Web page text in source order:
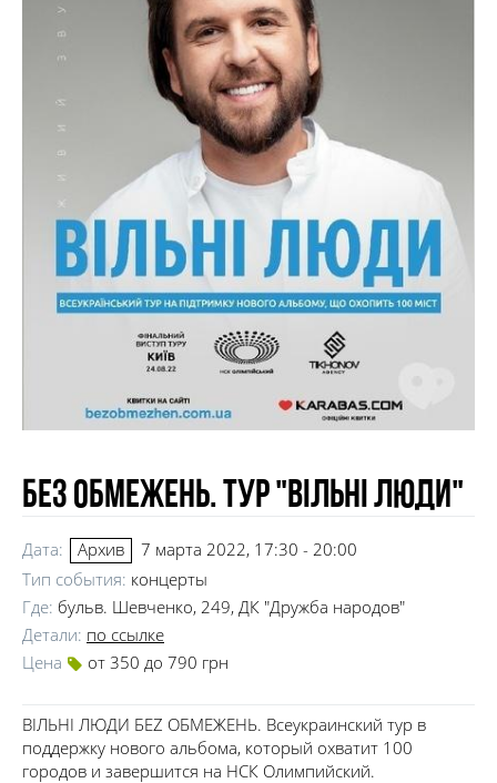
БЕЗ ОБМЕЖЕНЬ. Тур "Вільні люди"
Дата: Архив
7 марта 2022, 17:30 - 20:00
Тип события: концерты
Где: бульв. Шевченко, 249, ДК "Дружба народов"
Детали: по ссылке
Цена
от 350 до 790 грн
ВІЛЬНІ ЛЮДИ БЕZ ОБМЕЖЕНЬ. Всеукраинский тур в
поддержку нового альбома, который охватит 100
городов и завершится на НСК Олимпийский.